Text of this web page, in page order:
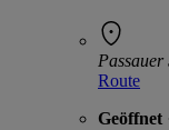
Route
Geöffnet